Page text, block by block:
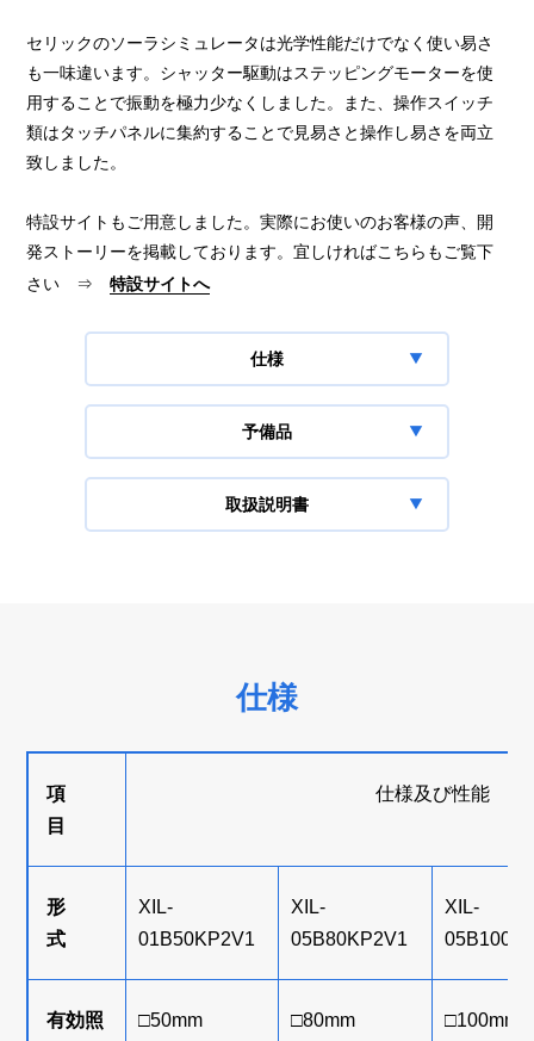
セリックのソーラシミュレータは光学性能だけでなく使い易さ
も一味違います。シャッター駆動はステッピングモーターを使
用することで振動を極力少なくしました。また、操作スイッチ
類はタッチパネルに集約することで見易さと操作し易さを両立
致しました。
特設サイトもご用意しました。実際にお使いのお客様の声、開
発ストーリーを掲載しております。宜しければこちらもご覧下
さい ⇒特設サイトへ
仕様
予備品
取扱説明書
仕様
項
目
仕様及び性能
形
式
XIL-
01B50KP2V1
XIL-
05B80KP2V1
XIL-
有効照
□50mm □80mm □100mm